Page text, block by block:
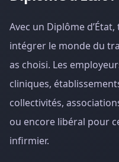
Avec un Diplôme
intégrer le monde du
as choisi. Les
cliniques,
collectivités,
ou encore libéral pour
infirmier.